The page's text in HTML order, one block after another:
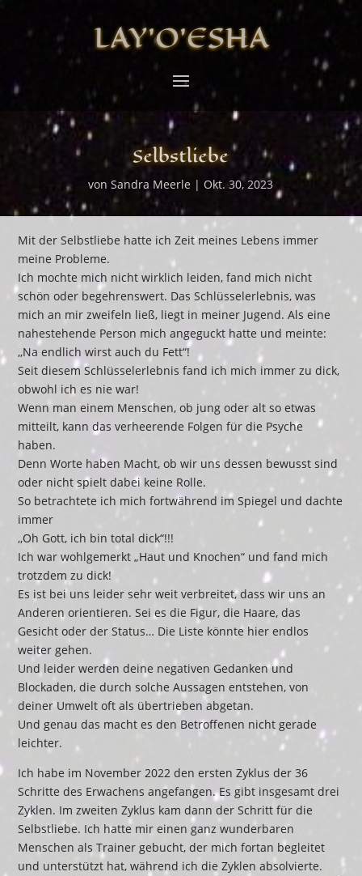
LAY’O’ESHA
Selbstliebe
vonSandra Meerle |Okt. 30, 2023
Mit der Selbstliebe hatte ich Zeit meines Lebens immer
meine Probleme.
Ich mochte mich nicht wirklich leiden, fand mich nicht
schön oder begehrenswert. Das Schlüsselerlebnis, was
mich an mir zweifeln ließ, liegt in meiner Jugend. Als eine
nahestehende Person mich angeguckt hatte und meinte:
,,Na endlich wirst auch du Fett“!
Seit diesem Schlüsselerlebnis fand ich mich immer zu dick,
obwohl ich es nie war!
Wenn man einem Menschen, ob jung oder alt so etwas
mitteilt, kann das verheerende Folgen für die Psyche
haben.
Denn Worte haben Macht, ob wir uns dessen bewusst sind
oder nicht spielt dabei keine Rolle.
So betrachtete ich mich fortwährend im Spiegel und dachte
immer
,,Oh Gott, ich bin total dick“!!!
Ich war wohlgemerkt „Haut und Knochen“ und fand mich
trotzdem zu dick!
Es ist bei uns leider sehr weit verbreitet, dass wir uns an
Anderen orientieren. Sei es die Figur, die Haare, das
Gesicht oder der Status… Die Liste könnte hier endlos
weiter gehen.
Und leider werden deine negativen Gedanken und
Blockaden, die durch solche Aussagen entstehen, von
deiner Umwelt oft als übertrieben abgetan.
Und genau das macht es den Betroffenen nicht gerade
leichter.
Ich habe im November 2022 den ersten Zyklus der 36
Schritte des Erwachens angefangen. Es gibt insgesamt drei
Zyklen. Im zweiten Zyklus kam dann der Schritt für die
Selbstliebe. Ich hatte mir einen ganz wunderbaren
Menschen als Trainer gebucht, der mich fortan begleitet
und unterstützt hat, während ich die Zyklen absolvierte.